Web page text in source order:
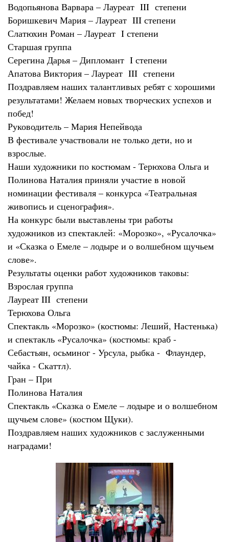
Водопьянова Варвара – Лауреат III степени
Боришкевич Мария – Лауреат III степени
Слатюхин Роман – Лауреат I степени
Старшая группа
Серегина Дарья – Дипломант I степени
Апатова Виктория – Лауреат III степени
Поздравляем наших талантливых ребят с хорошими
результатами! Желаем новых творческих успехов и
побед!
Руководитель – Мария Непейвода
В фестивале участвовали не только дети, но и
взрослые.
Наши художники по костюмам - Терюхова Ольга и
Полинова Наталия приняли участие в новой
номинации фестиваля – конкурса «Театральная
живопись и сценография».
На конкурс были выставлены три работы
художников из спектаклей: «Морозко», «Русалочка»
и «Сказка о Емеле – лодыре и о волшебном щучьем
слове».
Результаты оценки работ художников таковы:
Взрослая группа
Лауреат III степени
Терюхова Ольга
Спектакль «Морозко» (костюмы: Леший, Настенька)
и спектакль «Русалочка» (костюмы: краб -
Себастьян, осьминог - Урсула, рыбка - Флаундер,
чайка - Скаттл).
Гран – При
Полинова Наталия
Спектакль «Сказка о Емеле – лодыре и о волшебном
щучьем слове» (костюм Щуки).
Поздравляем наших художников с заслуженными
наградами!